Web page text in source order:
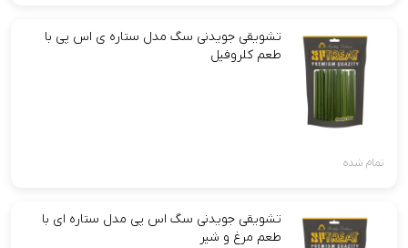
تشویقی جویدنی سگ مدل ستاره ی اس پی با
طعم کلروفیل
تمام شده
تشویقی جویدنی سگ اس پی مدل ستاره ای با
طعم مرغ و شیر